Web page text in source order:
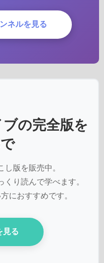
ネルを見る
の完全版を
し版を販売中。
り読んで学べます。
におすすめです。
見る